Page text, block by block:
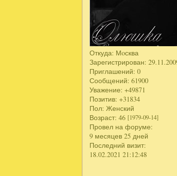
Откуда: Мoсква
Зарегистрирован:
Приглашений: 0
Сообщений: 61900
Уважение: +49871
Позитив: +31834
Пол: Женский
Возраст: 46 [1979-09-14]
Провел на форуме:
9 месяцев 25 дней
Последний визит:
18.02.2021 21:12:48